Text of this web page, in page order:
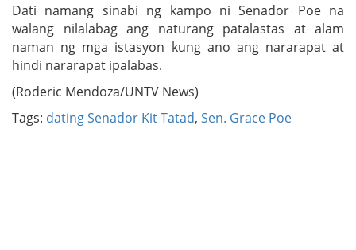
Dati namang sinabi ng kampo ni Senador Poe na
walang nilalabag ang naturang patalastas at alam
naman ng mga istasyon kung ano ang nararapat at
hindi nararapat ipalabas.
(Roderic Mendoza/UNTV News)
Tags: dating Senador Kit Tatad, Sen. Grace Poe